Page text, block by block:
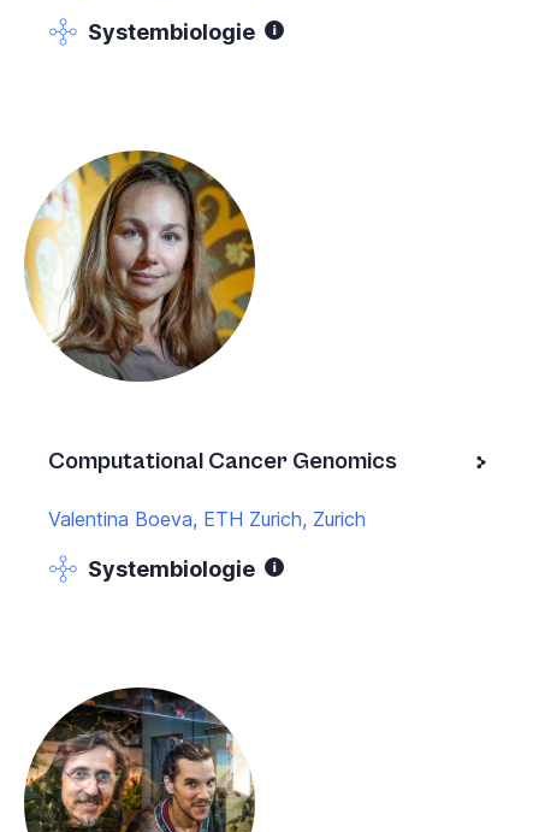
Systembiologie
Computational Cancer Genomics
Valentina Boeva, ETH Zurich, Zurich
Systembiologie